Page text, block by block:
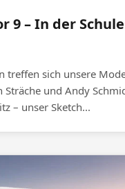
9 – In der Schule
treffen sich unsere
Sträche und Andy
– unser Sketch...